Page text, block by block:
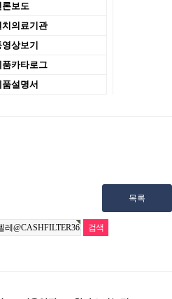
론보도
치의료기관
영상보기
품카타로그
품설명서
목록